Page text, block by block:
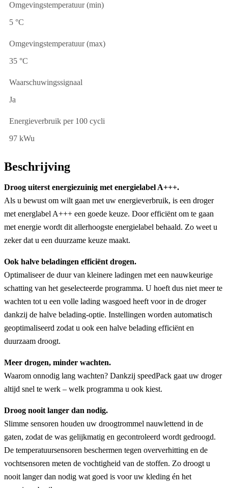
Omgevingstemperatuur (min)
5 °C
Omgevingstemperatuur (max)
35 °C
Waarschuwingssignaal
Ja
Energieverbruik per 100 cycli
97 kWu
Beschrijving
Droog uiterst energiezuinig met energielabel A+++.
Als u bewust om wilt gaan met uw energieverbruik, is een droger
met energlabel A+++ een goede keuze. Door efficiënt om te gaan
met energie wordt dit allerhoogste energielabel behaald. Zo weet u
zeker dat u een duurzame keuze maakt.
Ook halve beladingen efficiënt drogen.
Optimaliseer de duur van kleinere ladingen met een nauwkeurige
schatting van het geselecteerde programma. U hoeft dus niet meer te
wachten tot u een volle lading wasgoed heeft voor in de droger
dankzij de halve belading-optie. Instellingen worden automatisch
geoptimaliseerd zodat u ook een halve belading efficiënt en
duurzaam droogt.
Meer drogen, minder wachten.
Waarom onnodig lang wachten? Dankzij speedPack gaat uw droger
altijd snel te werk – welk programma u ook kiest.
Droog nooit langer dan nodig.
Slimme sensoren houden uw droogtrommel nauwlettend in de
gaten, zodat de was gelijkmatig en gecontroleerd wordt gedroogd.
De temperatuursensoren beschermen tegen oververhitting en de
vochtsensoren meten de vochtigheid van de stoffen. Zo droogt u
nooit langer dan nodig wat goed is voor uw kleding én het